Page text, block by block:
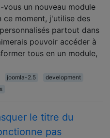
vous un nouveau module
ce moment, j'utilise des
partout dans
pouvoir accéder à
tous en un module,
joomla-2.5
development
le titre du
pas